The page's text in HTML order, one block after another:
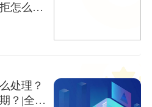
怎么
处理？
？|全球